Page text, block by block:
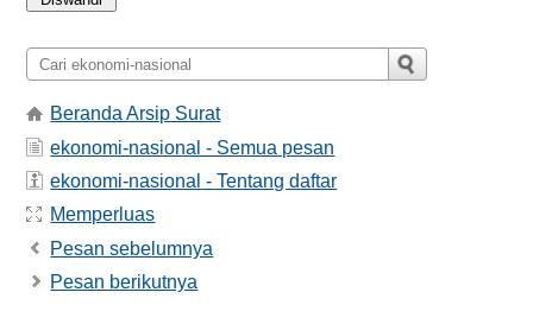
Beranda Arsip Surat
ekonomi-nasional - Semua pesan
ekonomi-nasional - Tentang daftar
Memperluas
Pesan sebelumnya
Pesan berikutnya